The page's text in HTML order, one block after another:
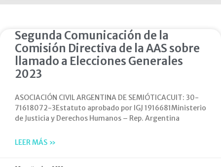
Segunda Comunicación de la
Comisión Directiva de la AAS sobre
llamado a Elecciones Generales
2023
ASOCIACIÓN CIVIL ARGENTINA DE SEMIÓTICACUIT: 30-
71618072-3Estatuto aprobado por IGJ 1916681Ministerio
de Justicia y Derechos Humanos – Rep. Argentina
LEER MÁS »